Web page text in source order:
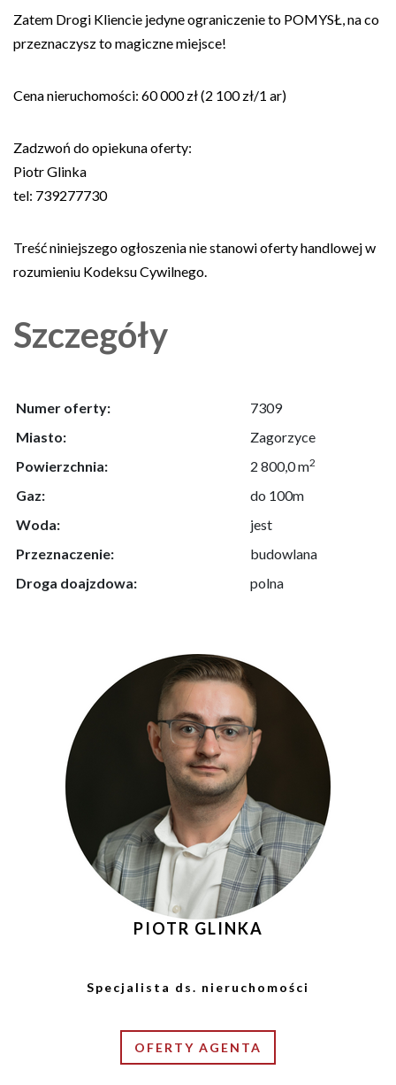
Zatem Drogi Kliencie jedyne ograniczenie to POMYSŁ, na co
przeznaczysz to magiczne miejsce!
Cena nieruchomości: 60 000 zł (2 100 zł/1 ar)
Zadzwoń do opiekuna oferty:
Piotr Glinka
tel: 739277730
Treść niniejszego ogłoszenia nie stanowi oferty handlowej w
rozumieniu Kodeksu Cywilnego.
Szczegóły
Numer oferty:
7309
Miasto:
Zagorzyce
Powierzchnia:
2 800,0 m2
Gaz:
do 100m
Woda:
jest
Przeznaczenie:
budowlana
Droga doajzdowa:
polna
PIOTR GLINKA
Specjalista ds. nieruchomości
OFERTY AGENTA